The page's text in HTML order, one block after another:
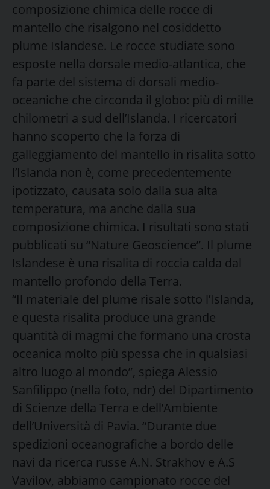
composizione chimica delle rocce di
mantello che risalgono nel cosiddetto
plume Islandese. Le rocce studiate sono
esposte nella dorsale medio-atlantica, che
fa parte del sistema di dorsali medio-
oceaniche che circonda il globo: più di mille
chilometri a sud dell’Islanda. I ricercatori
hanno scoperto che la forza di
galleggiamento del mantello in risalita sotto
l’Islanda non è, come precedentemente
ipotizzato, causata solo dalla sua alta
temperatura, ma anche dalla sua
composizione chimica. I risultati sono stati
pubblicati su “Nature Geoscience”. Il plume
Islandese è una risalita di roccia calda dal
mantello profondo della Terra.
“Il materiale del plume risale sotto l’Islanda,
e questa risalita produce una grande
quantità di magmi che formano una crosta
oceanica molto più spessa che in qualsiasi
altro luogo al mondo”, spiega Alessio
Sanfilippo (nella foto, ndr) del Dipartimento
di Scienze della Terra e dell’Ambiente
dell’Università di Pavia. “Durante due
spedizioni oceanografiche a bordo delle
navi da ricerca russe A.N. Strakhov e A.S
Vavilov, abbiamo campionato rocce del